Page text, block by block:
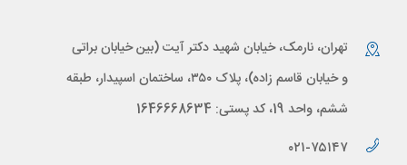
تهران، نارمک، خیابان شهید دکتر آیت (بین خیابان براتی
و خیابان قاسم زاده)، پلاک ۳۵۰، ساختمان اسپیدار، طبقه
ششم، واحد 19، کد پستی: 1646668634
۰۲۱-۷۵۱۴۷